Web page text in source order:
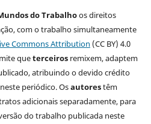
do Trabalhoos direitos
com o trabalho simultaneamente
Commons Attribution (CC BY) 4.0
queterceirosremixem, adaptem
atribuindo o devido crédito
periódico. Osautorestêm
adicionais separadamente, para
do trabalho publicada neste